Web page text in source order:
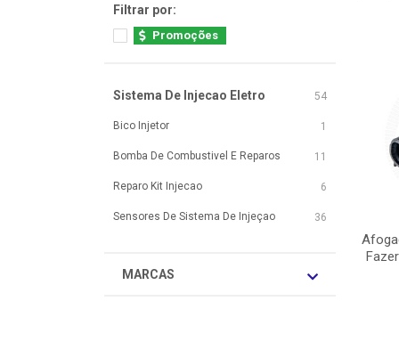
Filtrar por:
Promoções
Sistema De Injecao Eletro 54
Bico Injetor 1
Bomba De Combustivel E Reparos 11
Reparo Kit Injecao 6
Sensores De Sistema De Injeçao 36
MARCAS